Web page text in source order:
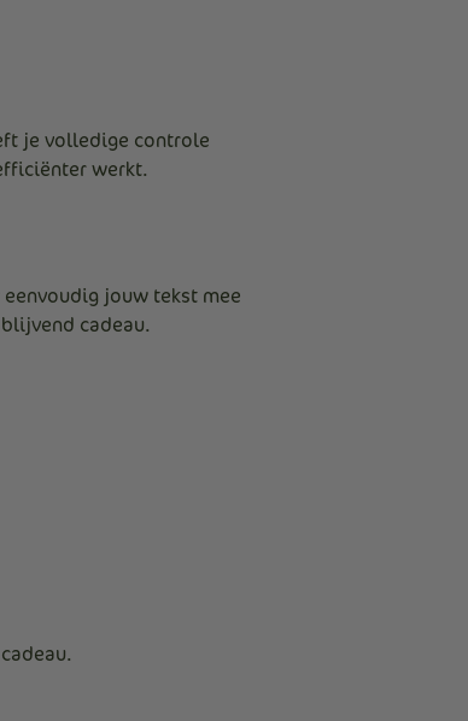
je volledige controle
werkt.
jouw tekst mee
cadeau.